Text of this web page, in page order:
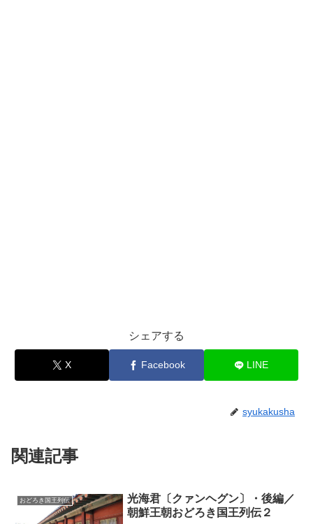
シェアする
X Facebook LINE
syukakusha
関連記事
おどろき国王列伝
光海君〔クァンヘグン〕・後編／
朝鮮王朝おどろき国王列伝２